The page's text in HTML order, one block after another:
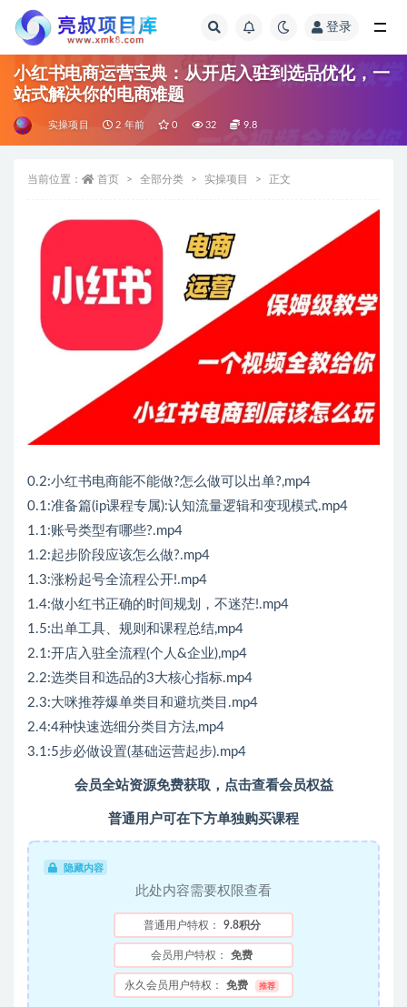
登录
小红书电商运营宝典：从开店入驻到选品优化，一
站式解决你的电商难题
实操项目 2 年前 0 32 9.8
当前位置： 首页 全部分类 实操项目 正文
0.2:小红书电商能不能做?怎么做可以出单?,mp4
0.1:准备篇(ip课程专属):认知流量逻辑和变现模式.mp4
1.1:账号类型有哪些?.mp4
1.2:起步阶段应该怎么做?.mp4
1.3:涨粉起号全流程公开!.mp4
1.4:做小红书正确的时间规划，不迷茫!.mp4
1.5:出单工具、规则和课程总结,mp4
2.1:开店入驻全流程(个人&企业),mp4
2.2:选类目和选品的3大核心指标.mp4
2.3:大咪推荐爆单类目和避坑类目.mp4
2.4:4种快速选细分类目方法,mp4
3.1:5步必做设置(基础运营起步).mp4
会员全站资源免费获取，点击查看会员权益
普通用户可在下方单独购买课程
隐藏内容
此处内容需要权限查看
普通用户特权： 9.8积分
会员用户特权： 免费
永久会员用户特权： 免费 推荐